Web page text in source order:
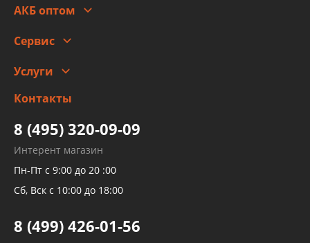
Гарантии и возврат
АКБ оптом
Сервис
Заправка кондиционера авто
Детейлинг
Услуги
высокого давления
Тормозных трубок
Рукавов гидроусилителей
Рукавов компрессоров и турбин
Трубок кондиционеров
Развертка пайка медных стальных
Контакты
8 (495) 320-09-09
Интерент магазин
Пн-Пт с 9:00 до 20 :00
Сб, Вск с 10:00 до 18:00
8 (499) 426-01-56